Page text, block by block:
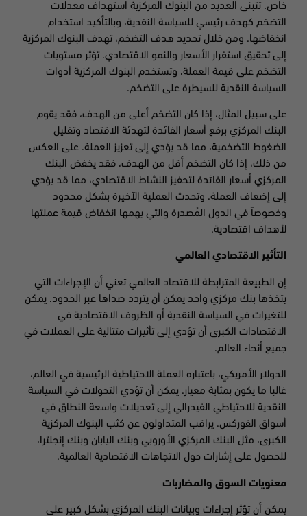
خاص. تتبنى العديد من البنوك المركزية استهداف معدلات
التضخم كهدف رئيسي للسياسة النقدية، وبالتأكيد استخدام
انخفاضها. ومن خلال تحديد هدف التضخم، تهدف البنوك المركزية
إلى تحقيق استقرار الأسعار والنمو الاقتصادي. تؤثر مستويات
التضخم على قيمة العملة، وتستخدم البنوك المركزية أدوات
السياسة النقدية للسيطرة على التضخم.
على سبيل المثال، إذا كان التضخم أعلى من الهدف، فقد يقوم
البنك المركزي برفع أسعار الفائدة لتهدئة الاقتصاد وتقليل
الضغوط التضخمية، مما قد يؤدي إلى تعزيز العملة. على العكس
من ذلك، إذا كان التضخم أقل من الهدف، فقد يخفض البنك
المركزي أسعار الفائدة لتحفيز النشاط الاقتصادي، مما قد يؤدي
إلى إضعاف العملة. وتحدث العملية الآخيرة بشكل محدود
وخصوصاً في الدول المُصدرة والتي يهمها انخفاض قيمة عملتها
لأهداف اقتصادية.
التأثير الاقتصادي العالمي
إن الطبيعة المترابطة للاقتصاد العالمي تعني أن الإجراءات التي
يتخذها بنك مركزي واحد يمكن أن يتردد صداها عبر الحدود. يمكن
للتغيرات في السياسة النقدية أو الظروف الاقتصادية في
الاقتصادات الكبرى أن تؤدي إلى تأثيرات متتالية على العملات في
جميع أنحاء العالم.
الدولار الأمريكي، باعتباره العملة الاحتياطية الرئيسية في العالم،
غالبا ما يكون بمثابة معيار. يمكن أن تؤدي التحولات في السياسة
النقدية للاحتياطي الفيدرالي إلى تعديلات واسعة النطاق في
أسواق الفوركس. يراقب المتداولون عن كثب البنوك المركزية
الكبرى، مثل البنك المركزي الأوروبي وبنك اليابان وبنك إنجلترا،
للحصول على إشارات حول الاتجاهات الاقتصادية العالمية.
معنويات السوق والمضاربات
يمكن أن تؤثر إجراءات وبيانات البنك المركزي بشكل كبير على